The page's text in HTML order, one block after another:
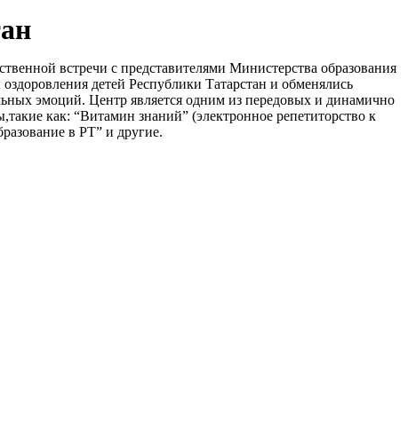
встречи с представителями Министерства образования
детей Республики Татарстан и обменялись
эмоций. Центр является одним из передовых и динамично
как: “Витамин знаний” (электронное репетиторство к
в РТ” и другие.